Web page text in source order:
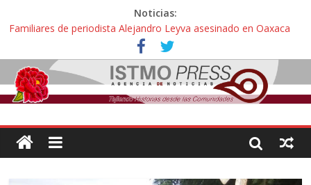
Noticias:
Familiares de periodista Alejandro Leyva asesinado en Oaxaca
protestan y exigen justicia en desfile de delegaciones
Alertan pescadores de Juchitán, Oaxaca de nuevo despojo de su
territorio para construir un parque eólico
Pescadores y comuneros ikoots detienen la extracción ilegal de
material pétreo de gravera Oyamel
ahora pescadores de Salinas del Marqués denuncian daños de
Pemex